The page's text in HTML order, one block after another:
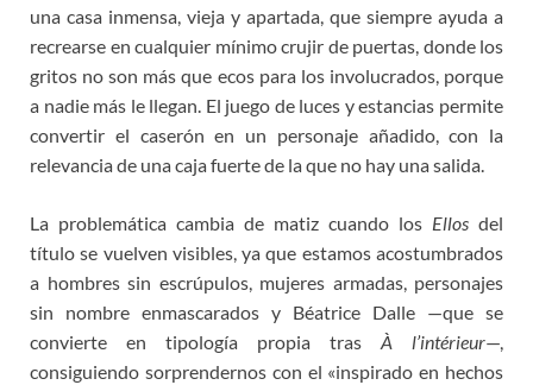
una casa inmensa, vieja y apartada, que siempre ayuda a
recrearse en cualquier mínimo crujir de puertas, donde los
gritos no son más que ecos para los involucrados, porque
a nadie más le llegan. El juego de luces y estancias permite
convertir el caserón en un personaje añadido, con la
relevancia de una caja fuerte de la que no hay una salida.
La problemática cambia de matiz cuando los Ellos del
título se vuelven visibles, ya que estamos acostumbrados
a hombres sin escrúpulos, mujeres armadas, personajes
sin nombre enmascarados y Béatrice Dalle —que se
convierte en tipología propia tras À l’intérieur—,
consiguiendo sorprendernos con el «inspirado en hechos